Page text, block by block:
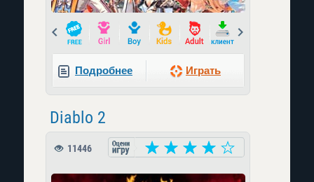
Prev
Подробнее Играть
Diablo 2
11446